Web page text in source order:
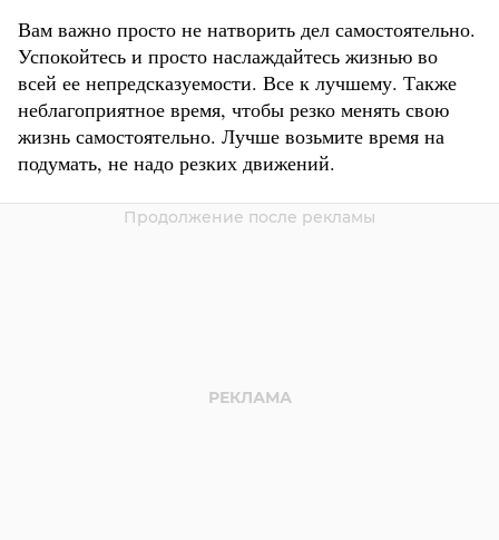
Вам важно просто не натворить дел самостоятельно.
Успокойтесь и просто наслаждайтесь жизнью во
всей ее непредсказуемости. Все к лучшему. Также
неблагоприятное время, чтобы резко менять свою
жизнь самостоятельно. Лучше возьмите время на
подумать, не надо резких движений.